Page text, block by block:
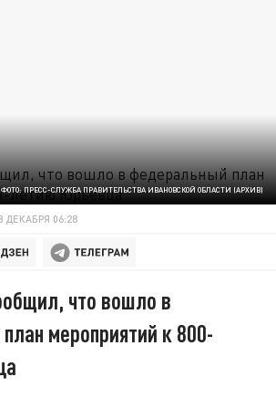
ФОТО: ПРЕСС-СЛУЖБА ПРАВИТЕЛЬСТВА ИВАНОВСКОЙ ОБЛАСТИ (АРХИВ)
ДЕКАБРЯ 06:28
что вошло в
мероприятий к 800-